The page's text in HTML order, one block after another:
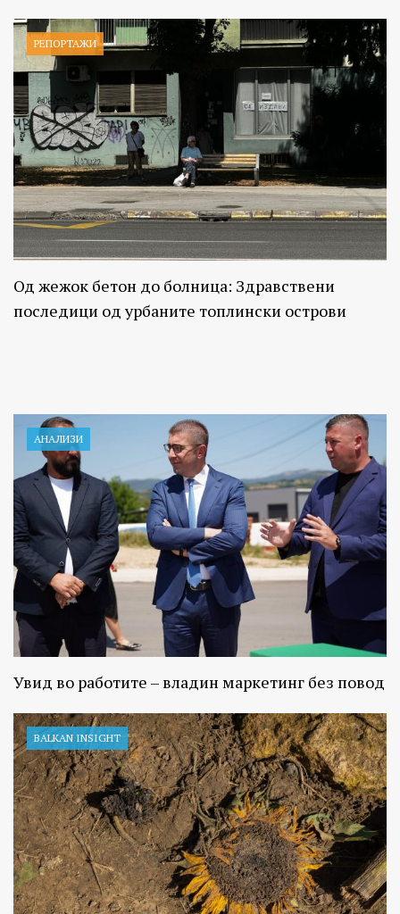
РЕПОРТАЖИ
Од жежок бетон до болница: Здравствени
последици од урбаните топлински острови
АНАЛИЗИ
Увид во работите – владин маркетинг без повод
BALKAN INSIGHT